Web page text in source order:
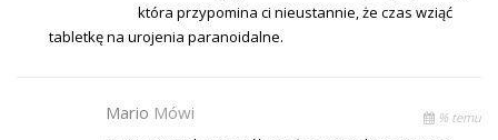
która przypomina ci nieustannie, że czas wziąć
tabletkę na urojenia paranoidalne.
Mario Mówi % temu